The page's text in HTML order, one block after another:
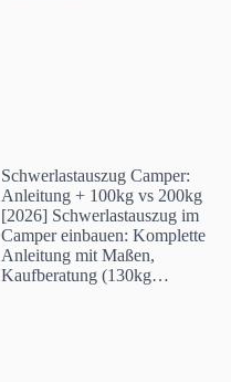
Schwerlastauszug Camper:
Anleitung + 100kg vs 200kg
[2026] Schwerlastauszug im
Camper einbauen: Komplette
Anleitung mit Maßen,
Kaufberatung (130kg…